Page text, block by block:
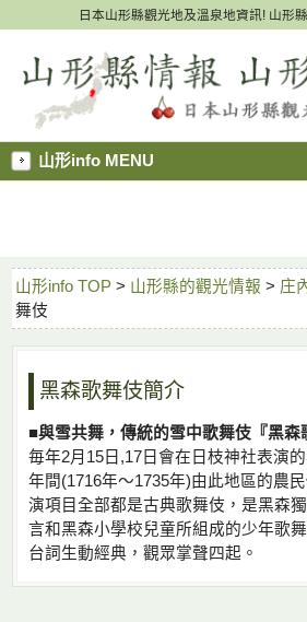
日本山形縣觀光地及溫泉地資訊! 山形
山形info MENU
山形info TOP > 山形縣的觀光情報 > 庄
舞伎
黑森歌舞伎簡介
■與雪共舞，傳統的雪中歌舞伎『黑森
毎年2月15日,17日會在日枝神社表演
年間(1716年〜1735年)由此地區的農
演項目全部都是古典歌舞伎，是黑森
言和黑森小學校兒童所組成的少年歌
台詞生動經典，觀眾掌聲四起。